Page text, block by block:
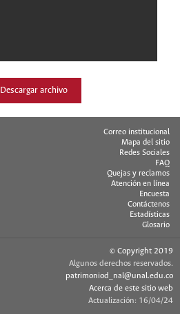
Descargar archivo
Correo institucional
Mapa del sitio
Redes Sociales
FAQ
Quejas y reclamos
Atención en línea
Encuesta
Contáctenos
Estadísticas
Glosario
© Copyright 2019
Algunos derechos reservados.
patrimoniod_nal@unal.edu.co
Acerca de este sitio web
Actualización: 16/04/24